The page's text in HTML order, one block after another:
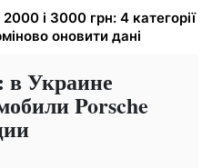
і 3000 грн: 4 категорії
оновити дані
в Украине
Porsche